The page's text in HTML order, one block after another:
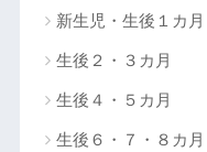
新生児・生後１カ月
生後２・３カ月
生後４・５カ月
生後６・７・８カ月